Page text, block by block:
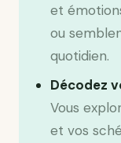
et
ou
quotidien.
Décodez
Vous
et vos